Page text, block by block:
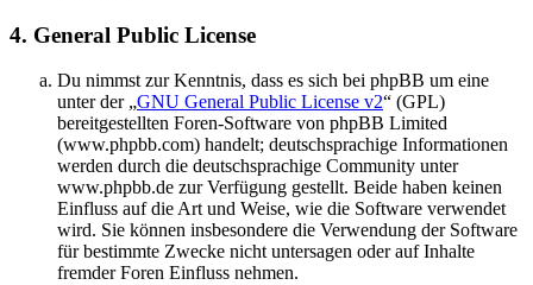
4. General Public License
Du nimmst zur Kenntnis, dass es sich bei phpBB um eine
unter der „GNU General Public License v2“ (GPL)
bereitgestellten Foren-Software von phpBB Limited
(www.phpbb.com) handelt; deutschsprachige Informationen
werden durch die deutschsprachige Community unter
www.phpbb.de zur Verfügung gestellt. Beide haben keinen
Einfluss auf die Art und Weise, wie die Software verwendet
wird. Sie können insbesondere die Verwendung der Software
für bestimmte Zwecke nicht untersagen oder auf Inhalte
fremder Foren Einfluss nehmen.